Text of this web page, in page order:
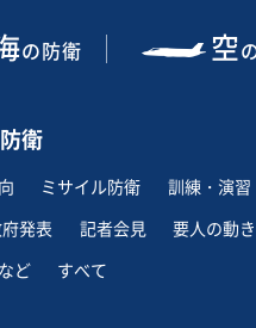
の防衛 空
衛
ミサイル防衛
訓練・演習
発表 記者会見
要人の動き
ど すべて